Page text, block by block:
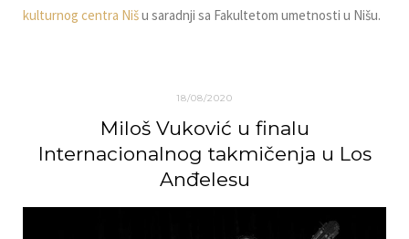
kulturnog centra Nišu saradnji sa Fakultetom umetnosti u Nišu.
18/08/2020
Miloš Vuković u finalu
Internacionalnog takmičenja u Los
Anđelesu